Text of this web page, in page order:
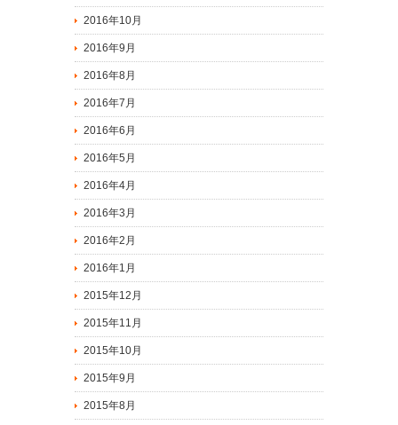
2016年10月
2016年9月
2016年8月
2016年7月
2016年6月
2016年5月
2016年4月
2016年3月
2016年2月
2016年1月
2015年12月
2015年11月
2015年10月
2015年9月
2015年8月